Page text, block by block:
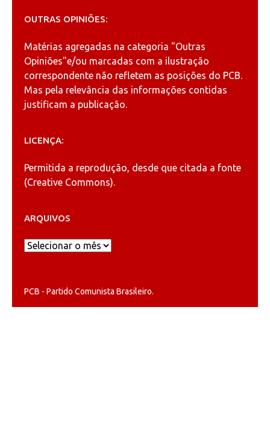
OUTRAS OPINIÕES:
Matérias agregadas na categoria "Outras
Opiniões"e/ou marcadas com a ilustração
correspondente não refletem as posições do PCB.
Mas pela relevância das informações contidas
justificam a publicação.
LICENÇA:
Permitida a reprodução, desde que citada a fonte
(Creative Commons).
ARQUIVOS
Arquivos
PCB - Partido Comunista Brasileiro.